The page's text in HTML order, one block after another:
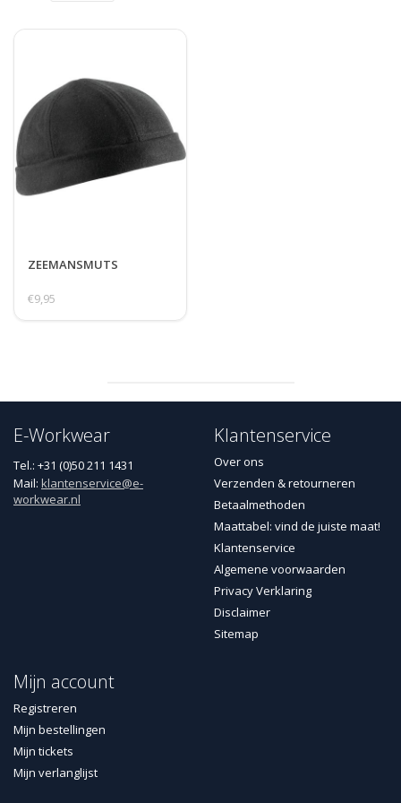
ZEEMANSMUTS
€9,95
E-Workwear
Tel.: +31 (0)50 211 1431
Mail: klantenservice@e-
workwear.nl
Klantenservice
Over ons
Verzenden & retourneren
Betaalmethoden
Maattabel: vind de juiste maat!
Klantenservice
Algemene voorwaarden
Privacy Verklaring
Disclaimer
Sitemap
Mijn account
Registreren
Mijn bestellingen
Mijn tickets
Mijn verlanglijst